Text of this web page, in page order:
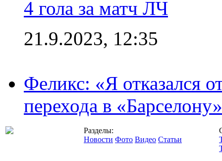
4 гола за матч ЛЧ
21.9.2023, 12:35
Феликс: «Я отказался
перехода в «Барселону»
Разделы:
Новости Фото Видео Статьи